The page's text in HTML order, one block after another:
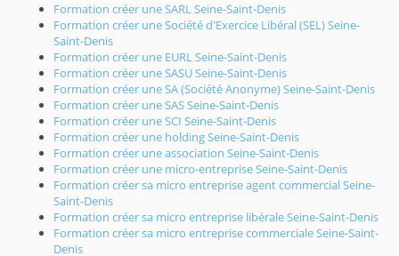
Formation créer une SARL Seine-Saint-Denis
Formation créer une Société d'Exercice Libéral (SEL) Seine-
Saint-Denis
Formation créer une EURL Seine-Saint-Denis
Formation créer une SASU Seine-Saint-Denis
Formation créer une SA (Société Anonyme) Seine-Saint-Denis
Formation créer une SAS Seine-Saint-Denis
Formation créer une SCI Seine-Saint-Denis
Formation créer une holding Seine-Saint-Denis
Formation créer une association Seine-Saint-Denis
Formation créer une micro-entreprise Seine-Saint-Denis
Formation créer sa micro entreprise agent commercial Seine-
Saint-Denis
Formation créer sa micro entreprise libérale Seine-Saint-Denis
Formation créer sa micro entreprise commerciale Seine-Saint-
Denis